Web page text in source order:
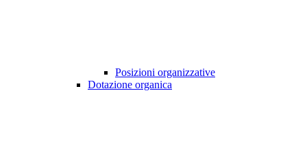
Posizioni organizzative
Dotazione organica